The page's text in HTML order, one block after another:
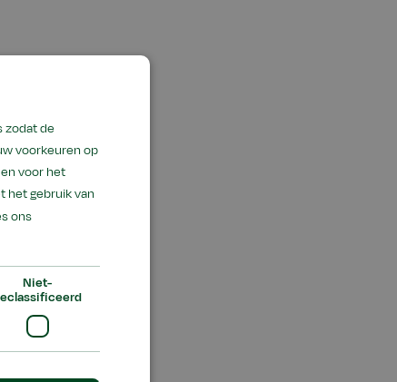
Zo leerden
zodat de
voorkeuren op
voor het
het gebruik van
ons
Niet-